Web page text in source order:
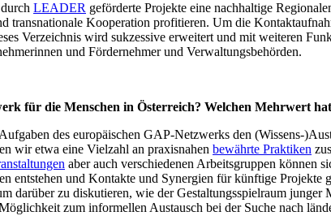
LEADER geförderte Projekte eine nachhaltige
transnationale Kooperation profitieren. Um die
Verzeichnis wird sukzessive erweitert und mit weiteren
und Fördernehmer und Verwaltungsbehörden.
für die Menschen in Österreich? Welchen Mehrwert
des europäischen GAP-Netzwerks den (Wissens-
wir etwa eine Vielzahl an praxisnahen bewährte Praktiken
aber auch verschiedenen Arbeitsgruppen können
entstehen und Kontakte und Synergien für künftige Projekte
darüber zu diskutieren, wie der Gestaltungsspielraum
zum informellen Austausch bei der Suche nach